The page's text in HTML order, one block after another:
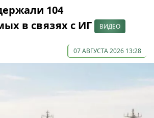
104
в связях с ИГ
ВИДЕО
07 АВГУСТА 2026 13:28